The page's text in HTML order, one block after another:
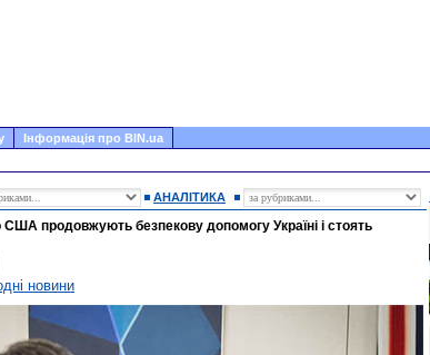
Інформація про BIN.ua
АНАЛІТИКА
продовжують безпекову допомогу Україні і стоять
новини